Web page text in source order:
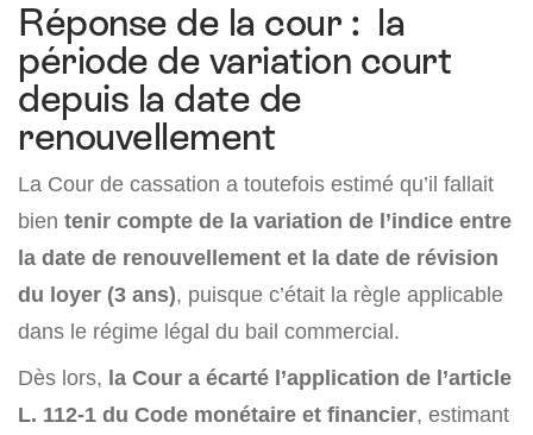
Réponse de la cour : la
période de variation court
depuis la date de
renouvellement
La Cour de cassation a toutefois estimé qu’il fallait
bien tenir compte de la variation de l’indice entre
la date de renouvellement et la date de révision
du loyer (3 ans), puisque c’était la règle applicable
dans le régime légal du bail commercial.
Dès lors, la Cour a écarté l’application de l’article
L. 112-1 du Code monétaire et financier, estimant